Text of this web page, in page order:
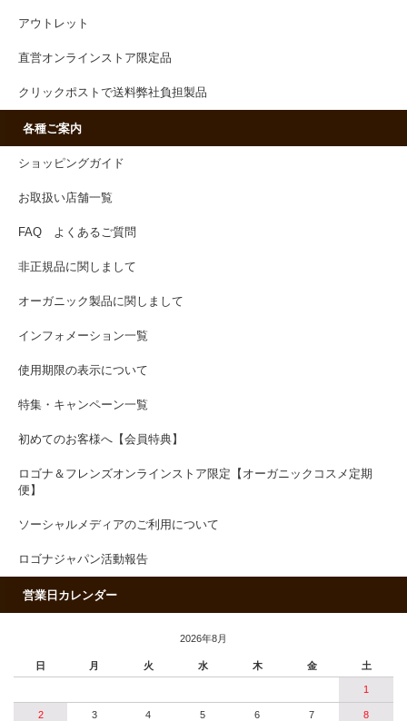
アウトレット
直営オンラインストア限定品
クリックポストで送料弊社負担製品
各種ご案内
ショッピングガイド
お取扱い店舗一覧
FAQ よくあるご質問
非正規品に関しまして
オーガニック製品に関しまして
インフォメーション一覧
使用期限の表示について
特集・キャンペーン一覧
初めてのお客様へ【会員特典】
ロゴナ＆フレンズオンラインストア限定【オーガニックコスメ定期
便】
ソーシャルメディアのご利用について
ロゴナジャパン活動報告
営業日カレンダー
2026年8月
日 月 火 水 木 金 土
1
2 3 4 5 6 7 8